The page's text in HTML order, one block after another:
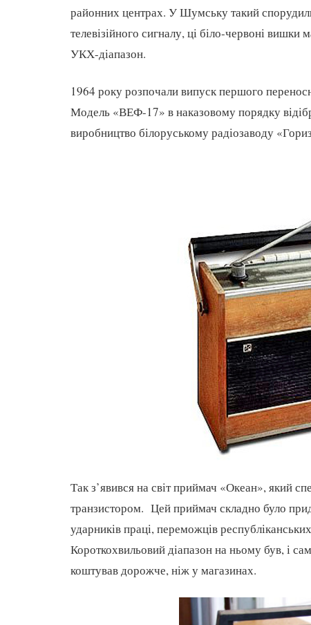
районних центрах. У Шумську такий
телевізійного сигналу, ці біло-червоні
УКХ-діапазон.
1964 року розпочали випуск першого
Модель «ВЕФ-17» в наказовому порядку
виробництво білоруському радіозаводу
Так з’явився на світ приймач «Океан», який
транзистором. Цей приймач складно було
ударників праці, переможців
Короткохвильовий діапазон на ньому був, і
коштував дорожче, ніж у магазинах.